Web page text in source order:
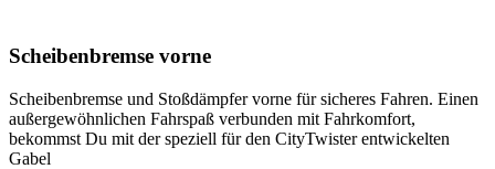
Scheibenbremse vorne
Scheibenbremse und Stoßdämpfer vorne für sicheres Fahren. Einen
außergewöhnlichen Fahrspaß verbunden mit Fahrkomfort,
bekommst Du mit der speziell für den CityTwister entwickelten
Gabel